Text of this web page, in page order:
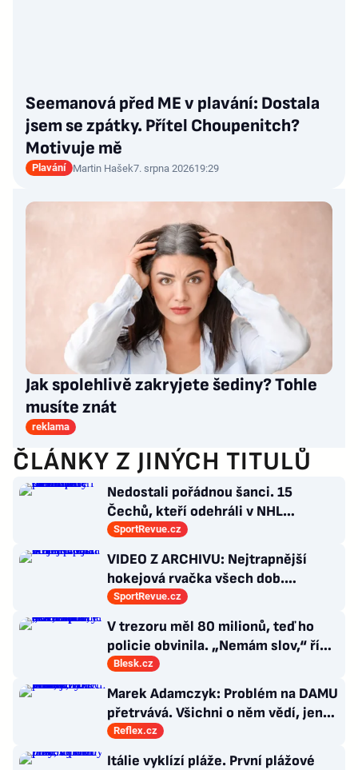
Seemanová před ME v plavání: Dostala
jsem se zpátky. Přítel Choupenitch?
Motivuje mě
Plavání Martin Hašek7. srpna 202619:29
Jak spolehlivě zakryjete šediny? Tohle
musíte znát
reklama
ČLÁNKY Z JINÝCH TITULŮ
Nedostali pořádnou šanci. 15
Čechů, kteří odehráli v NHL
maximálně dva zápasy
SportRevue.cz
VIDEO Z ARCHIVU: Nejtrapnější
hokejová rvačka všech dob.
Nepadla v ní ani rána
SportRevue.cz
V trezoru měl 80 milionů, teď ho
policie obvinila. „Nemám slov,“ říká
exšéf Správy železnic
Blesk.cz
Marek Adamczyk: Problém na DAMU
přetrvává. Všichni o něm vědí, jen
moc nevědí, co s ním
Reflex.cz
Itálie vyklízí pláže. První plážové